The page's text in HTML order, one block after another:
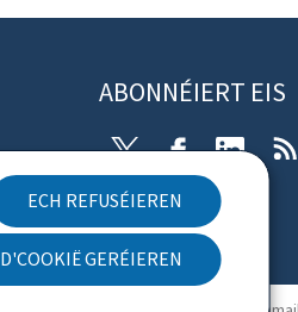
ECH REFUSÉIEREN
D'COOKIË GERÉIEREN
ABONNÉIERT EIS
TwitterFacebookLinkedIn
Newsletter